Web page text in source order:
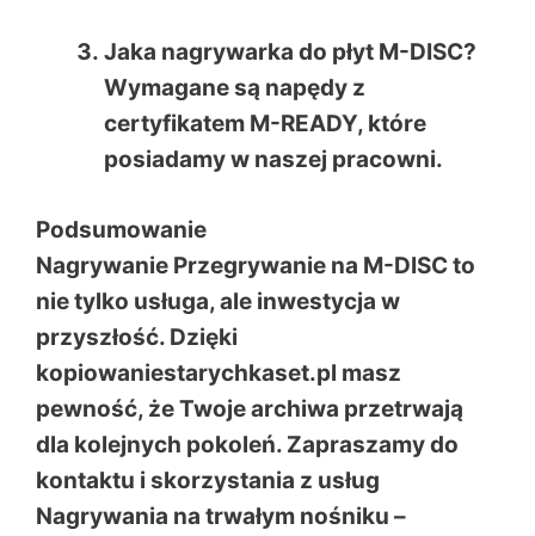
Jaka nagrywarka do płyt M-DISC?
Wymagane są napędy z
certyfikatem M-READY, które
posiadamy w naszej pracowni.
Podsumowanie
Nagrywanie Przegrywanie na M-DISCto
nie tylko usługa, ale inwestycja w
przyszłość. Dzięki
kopiowaniestarychkaset.pl masz
pewność, że Twoje archiwa przetrwają
dla kolejnych pokoleń. Zapraszamy do
kontaktu i skorzystania z usług
Nagrywania na trwałym nośniku –